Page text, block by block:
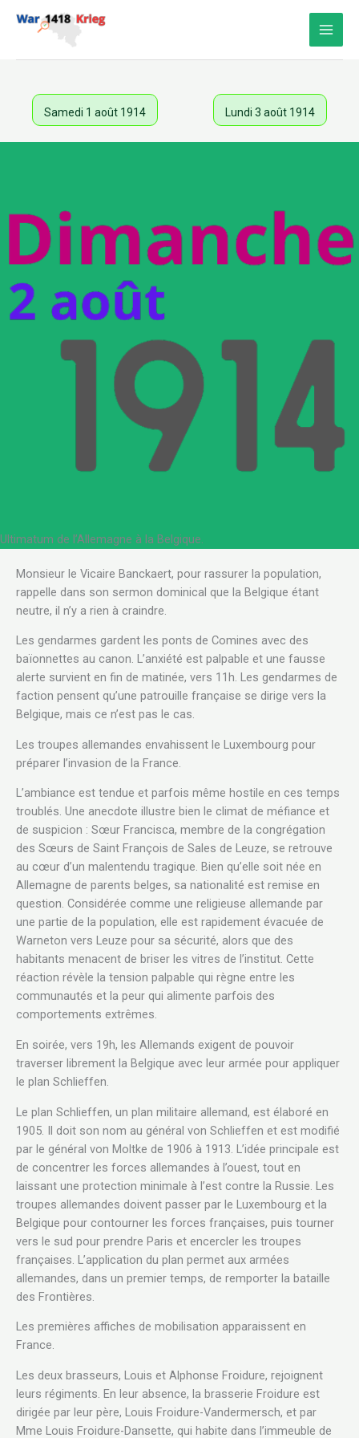
Samedi 1 août 1914 Lundi 3 août 1914
Ultimatum de l’Allemagne à la Belgique.
Monsieur le Vicaire Banckaert, pour rassurer la population,
rappelle dans son sermon dominical que la Belgique étant
neutre, il n’y a rien à craindre.
Les gendarmes gardent les ponts de Comines avec des
baïonnettes au canon. L’anxiété est palpable et une fausse
alerte survient en fin de matinée, vers 11h. Les gendarmes de
faction pensent qu’une patrouille française se dirige vers la
Belgique, mais ce n’est pas le cas.
Les troupes allemandes envahissent le Luxembourg pour
préparer l’invasion de la France.
L’ambiance est tendue et parfois même hostile en ces temps
troublés. Une anecdote illustre bien le climat de méfiance et
de suspicion : Sœur Francisca, membre de la congrégation
des Sœurs de Saint François de Sales de Leuze, se retrouve
au cœur d’un malentendu tragique. Bien qu’elle soit née en
Allemagne de parents belges, sa nationalité est remise en
question. Considérée comme une religieuse allemande par
une partie de la population, elle est rapidement évacuée de
Warneton vers Leuze pour sa sécurité, alors que des
habitants menacent de briser les vitres de l’institut. Cette
réaction révèle la tension palpable qui règne entre les
communautés et la peur qui alimente parfois des
comportements extrêmes.
En soirée, vers 19h, les Allemands exigent de pouvoir
traverser librement la Belgique avec leur armée pour appliquer
le plan Schlieffen.
Le plan Schlieffen, un plan militaire allemand, est élaboré en
1905. Il doit son nom au général von Schlieffen et est modifié
par le général von Moltke de 1906 à 1913. L’idée principale est
de concentrer les forces allemandes à l’ouest, tout en
laissant une protection minimale à l’est contre la Russie. Les
troupes allemandes doivent passer par le Luxembourg et la
Belgique pour contourner les forces françaises, puis tourner
vers le sud pour prendre Paris et encercler les troupes
françaises. L’application du plan permet aux armées
allemandes, dans un premier temps, de remporter la bataille
des Frontières.
Les premières affiches de mobilisation apparaissent en
France.
Les deux brasseurs, Louis et Alphonse Froidure, rejoignent
leurs régiments. En leur absence, la brasserie Froidure est
dirigée par leur père, Louis Froidure-Vandermersch, et par
Mme Louis Froidure-Dansette, qui habite dans l’immeuble de